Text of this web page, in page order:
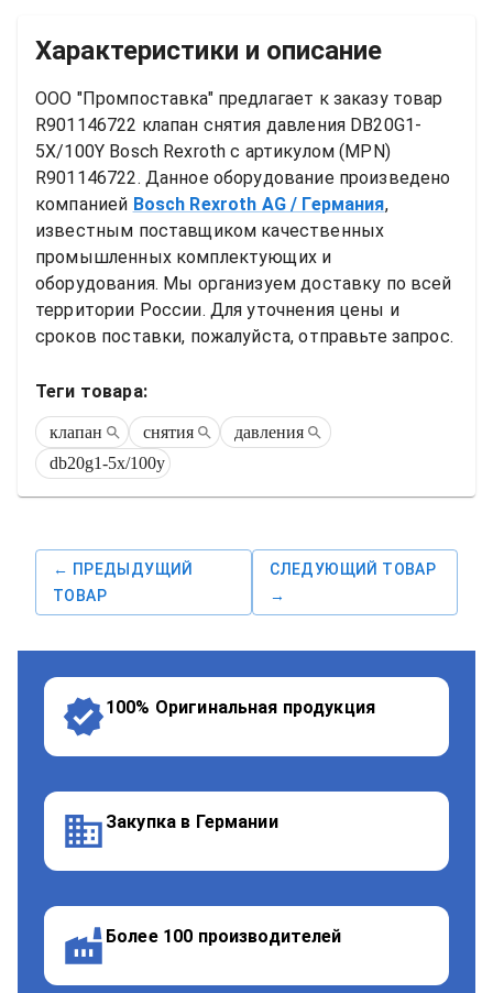
Характеристики и описание
ООО "Промпоставка" предлагает к заказу товар
R901146722 клапан снятия давления DB20G1-
5X/100Y Bosch Rexroth
с артикулом (MPN)
R901146722. Данное оборудование произведено
компанией Bosch Rexroth AG / Германия,
известным поставщиком качественных
промышленных комплектующих и
оборудования. Мы организуем доставку по всей
территории России. Для уточнения цены и
сроков поставки, пожалуйста, отправьте запрос.
Теги товара:
клапан снятия
давления
db20g1-5x/100y
← ПРЕДЫДУЩИЙ
ТОВАР
СЛЕДУЮЩИЙ ТОВАР
→
100% Оригинальная продукция
Закупка в Германии
Более 100 производителей